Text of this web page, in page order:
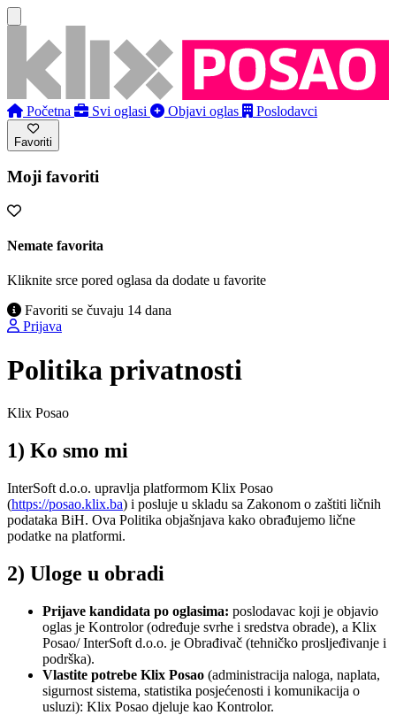
Početna Svi oglasi Objavi oglas Poslodavci
Favoriti
Moji favoriti
Nemate favorita
Kliknite srce pored oglasa da dodate u favorite
Favoriti se čuvaju 14 dana
Prijava
Politika privatnosti
Klix Posao
1) Ko smo mi
InterSoft d.o.o. upravlja platformom Klix Posao
(https://posao.klix.ba) i posluje u skladu sa Zakonom o zaštiti ličnih
podataka BiH. Ova Politika objašnjava kako obrađujemo lične
podatke na platformi.
2) Uloge u obradi
Prijave kandidata po oglasima: poslodavac koji je objavio
oglas je Kontrolor (određuje svrhe i sredstva obrade), a Klix
Posao/ InterSoft d.o.o. je Obrađivač (tehničko prosljeđivanje i
podrška).
Vlastite potrebe Klix Posao (administracija naloga, naplata,
sigurnost sistema, statistika posjećenosti i komunikacija o
usluzi): Klix Posao djeluje kao Kontrolor.